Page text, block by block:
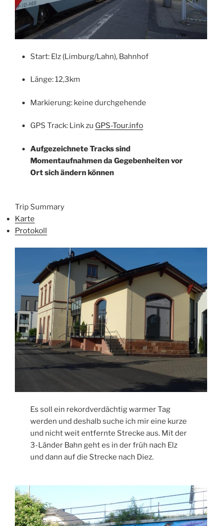
Start: Elz (Limburg/Lahn), Bahnhof
Länge: 12,3km
Markierung: keine durchgehende
GPS Track: Link zu GPS-Tour.info
Aufgezeichnete Tracks sind
Momentaufnahmen da Gegebenheiten vor
Ort sich ändern können
Trip Summary
Karte
Protokoll
Es soll ein rekordverdächtig warmer Tag
werden und deshalb suche ich mir eine kurze
und nicht weit entfernte Strecke aus. Mit der
3-Länder Bahn geht es in der früh nach Elz
und dann auf die Strecke nach Diez.